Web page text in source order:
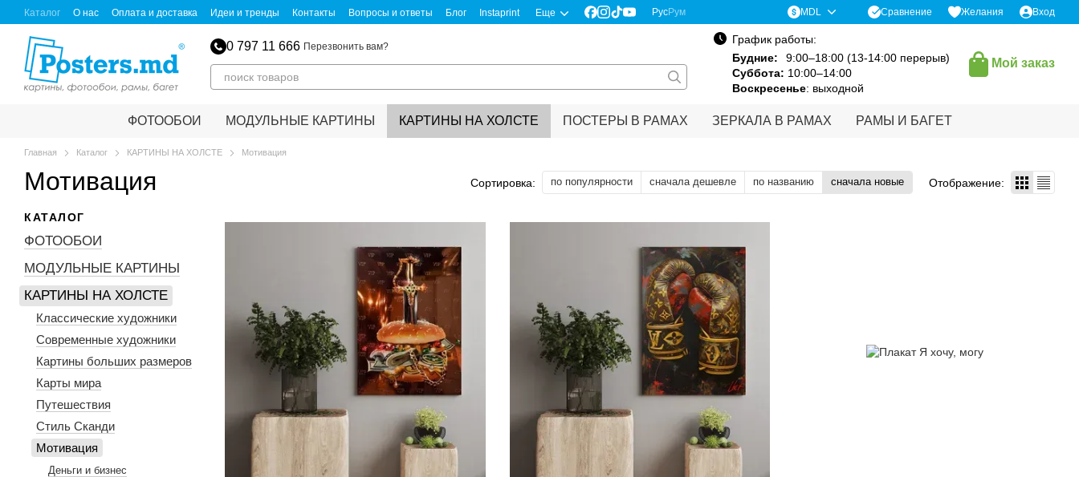
Перейти к основному контенту
Каталог О нас Оплата и доставка Идеи и тренды Контакты Вопросы и ответы Блог Instaprint Еще РусРум MDL Сравнение Желания Вход
0 797 11 666 Перезвонить вам?
График работы:
Будние:
9:00–18:00 (13-14:00 перерыв)
Суббота: 10:00–14:00
Воскресенье: выходной
Мой заказ
ФОТООБОИ МОДУЛЬНЫЕ КАРТИНЫ КАРТИНЫ НА ХОЛСТЕ ПОСТЕРЫ В РАМАХ ЗЕРКАЛА В РАМАХ РАМЫ И БАГЕТ
Главная Каталог КАРТИНЫ НА ХОЛСТЕ Мотивация
Мотивация Сортировка: по популярности сначала дешевле по названию сначала новые Отображение:
КАТАЛОГ
ФОТООБОИ
МОДУЛЬНЫЕ КАРТИНЫ
КАРТИНЫ НА ХОЛСТЕ
Классические художники
Современные художники
Картины больших размеров
Карты мира
Путешествия
Стиль Сканди
Мотивация
Деньги и бизнес